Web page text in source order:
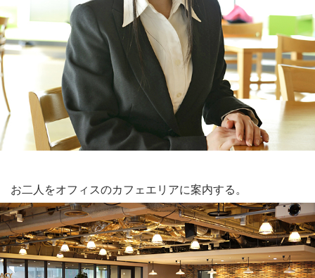
お二人をオフィスのカフェエリアに案内する。